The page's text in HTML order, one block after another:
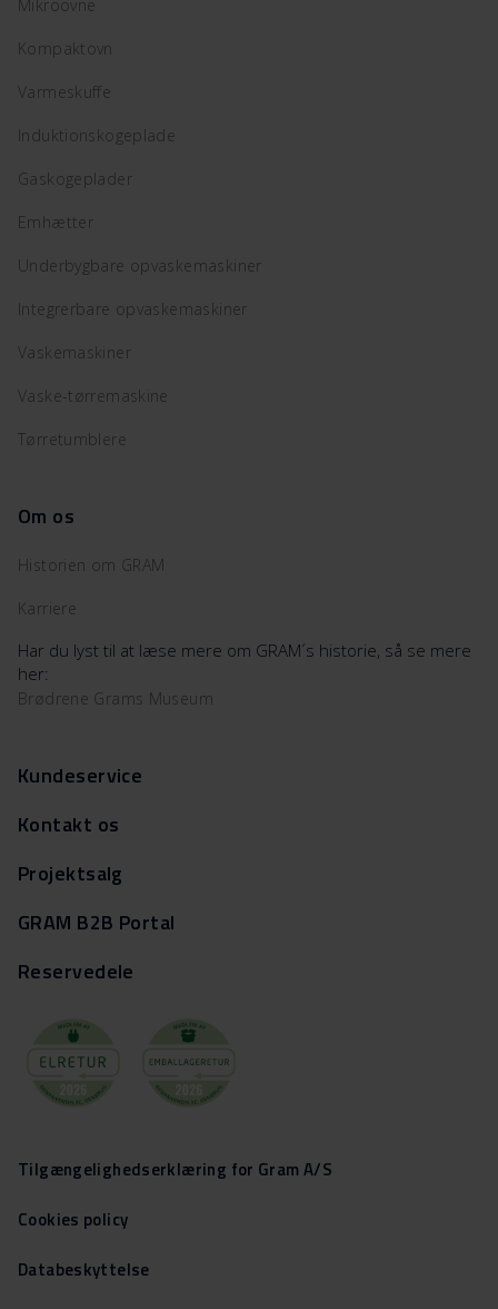
Mikroovne
Kompaktovn
Varmeskuffe
Induktionskogeplade
Gaskogeplader
Emhætter
Underbygbare opvaskemaskiner
Integrerbare opvaskemaskiner
Vaskemaskiner
Vaske-tørremaskine
Tørretumblere
Om os
Historien om GRAM
Karriere
Har du lyst til at læse mere om GRAM´s historie, så se mere
her:
Brødrene Grams Museum
Kundeservice
Kontakt os
Projektsalg
GRAM B2B Portal
Reservedele
Tilgængelighedserklæring for Gram A/S
Cookies policy
Databeskyttelse